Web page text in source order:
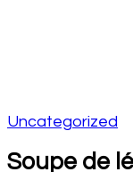
Uncategorized
Soupe de